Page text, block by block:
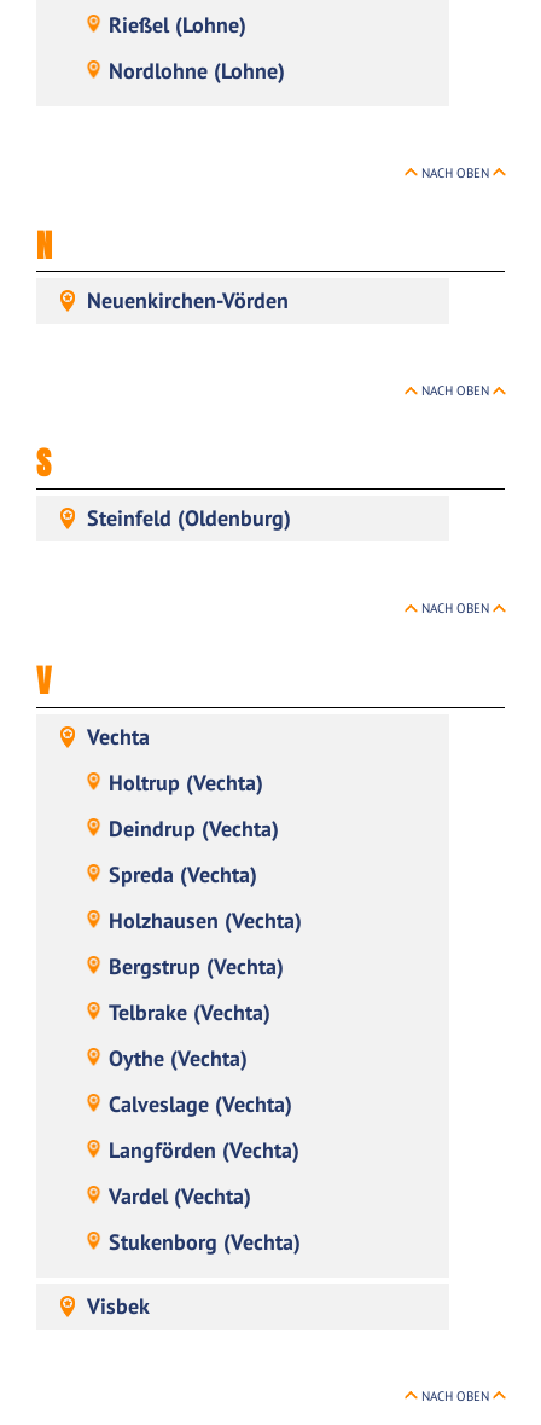
Rießel (Lohne)
Nordlohne (Lohne)
NACH OBEN
N
Neuenkirchen-Vörden
NACH OBEN
S
Steinfeld (Oldenburg)
NACH OBEN
V
Vechta
Holtrup (Vechta)
Deindrup (Vechta)
Spreda (Vechta)
Holzhausen (Vechta)
Bergstrup (Vechta)
Telbrake (Vechta)
Oythe (Vechta)
Calveslage (Vechta)
Langförden (Vechta)
Vardel (Vechta)
Stukenborg (Vechta)
Visbek
NACH OBEN